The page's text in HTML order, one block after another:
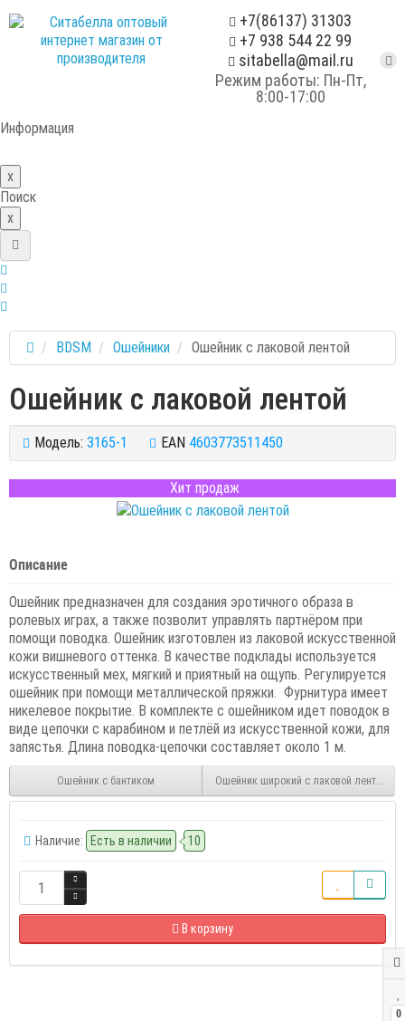
0
+7(86137) 31303
+7 938 544 22 99
sitabella@mail.ru
Режим работы: Пн-Пт,
8:00-17:00
Информация
x
Поиск
x
BDSM Ошейники Ошейник с лаковой лентой
Ошейник с лаковой лентой
Модель: 3165-1 EAN 4603773511450
Хит продаж
Описание
Ошейник предназначен для создания эротичного образа в
ролевых играх, а также позволит управлять партнёром при
помощи поводка. Ошейник изготовлен из лаковой искусственной
кожи вишневого оттенка. В качестве подклады используется
искусственный мех, мягкий и приятный на ощупь. Регулируется
ошейник при помощи металлической пряжки. Фурнитура имеет
никелевое покрытие. В комплекте с ошейником идет поводок в
виде цепочки с карабином и петлёй из искусственной кожи, для
запястья. Длина поводка-цепочки составляет около 1 м.
Ошейник с бантиком Ошейник широкий с лаковой лентой
Наличие: Есть в наличии 10
В корзину